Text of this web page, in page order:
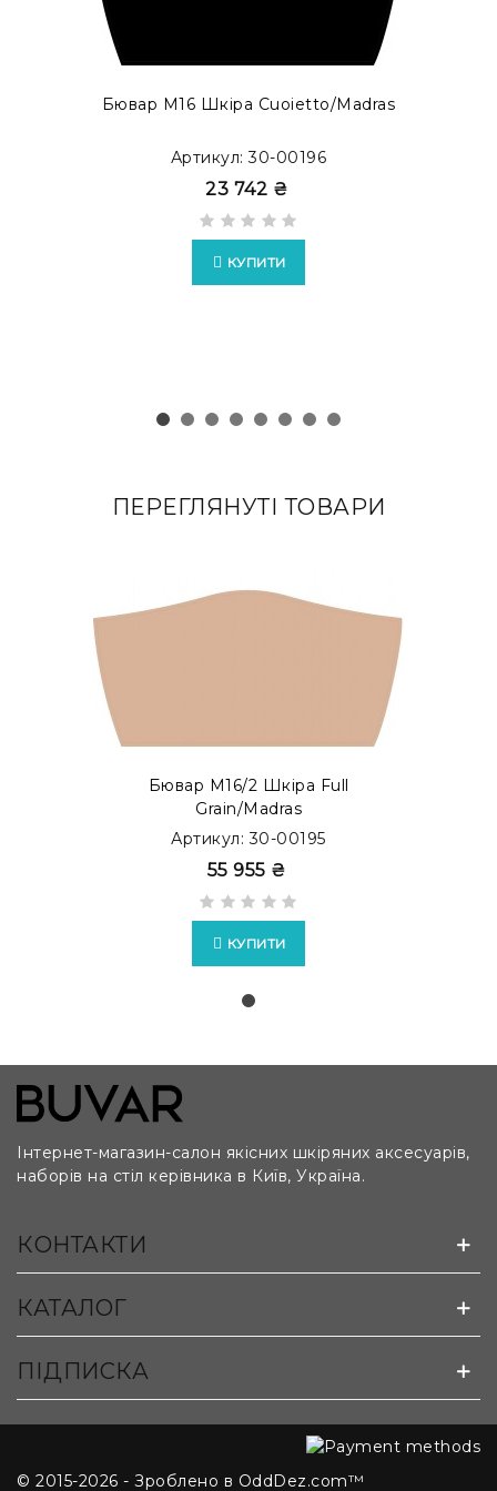
готові модифікації в каталозі
MODERN ACCENT
Можливо виготовлення бюварів у форматі
Можливо виготовлення бюварів на замовлення за
лекалами та кресленнями клієнта:
Бювар М16 Шкіра Cuoietto/Madras
Артикул: 30-00196
23 742 ₴
КУПИТИ
ПЕРЕГЛЯНУТІ ТОВАРИ
Бювар М16/2 Шкіра Full
Grain/Madras
Артикул: 30-00195
55 955 ₴
КУПИТИ
Інтернет-магазин-салон якісних шкіряних аксесуарів,
наборів на стіл керівника в Київ, Україна.
КОНТАКТИ
КАТАЛОГ
ПІДПИСКА
© 2015-2026 - Зроблено в OddDez.com™